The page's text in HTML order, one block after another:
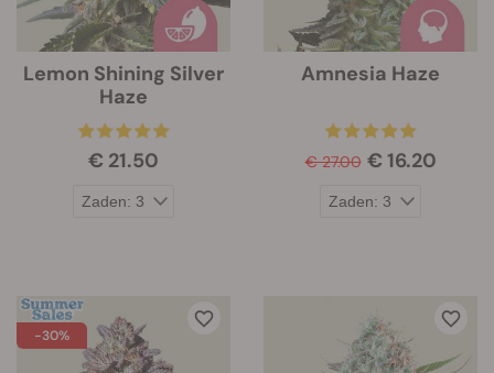
Lemon Shining Silver
Haze
€ 21.50
Amnesia Haze
€ 27.00 € 16.20
-30%